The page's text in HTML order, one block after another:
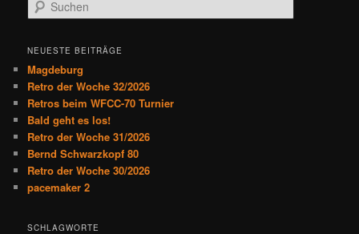
u
h
n
NEUESTE BEITRÄGE
Magdeburg
Retro der Woche 32/2026
Retros beim WFCC-70 Turnier
Bald geht es los!
Retro der Woche 31/2026
Bernd Schwarzkopf 80
Retro der Woche 30/2026
pacemaker 2
SCHLAGWORTE